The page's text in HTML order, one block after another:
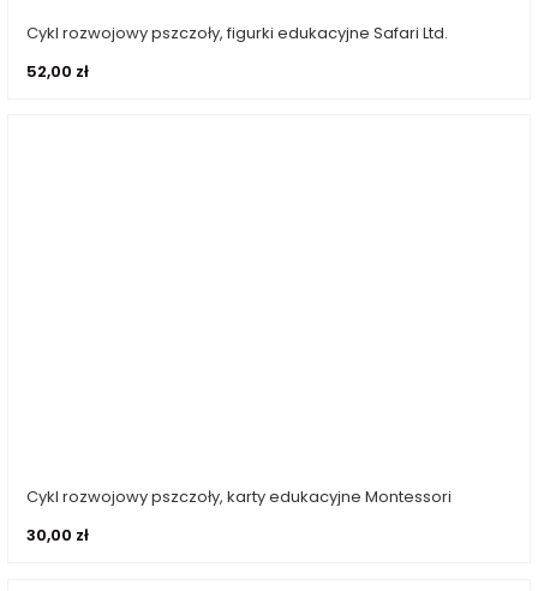
Dodaj do koszyka
Cykl rozwojowy pszczoły, figurki edukacyjne Safari Ltd.
52,00 zł
Dodaj do koszyka
Cykl rozwojowy pszczoły, karty edukacyjne Montessori
30,00 zł